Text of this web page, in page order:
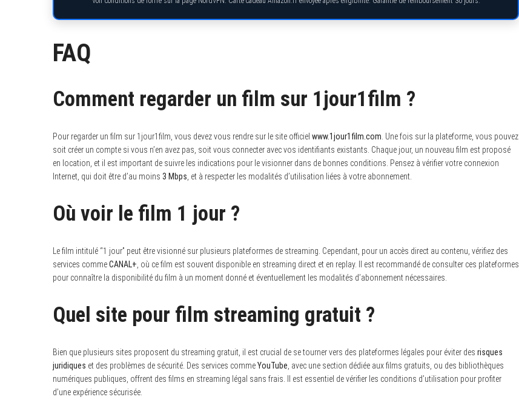
FAQ
Comment regarder un film sur 1jour1film ?
Pour regarder un film sur 1jour1film, vous devez vous rendre sur le site officiel www.1jour1film.com . Une fois sur la plateforme, vous pouvez
soit créer un compte si vous n’en avez pas, soit vous connecter avec vos identifiants existants. Chaque jour, un nouveau film est proposé
en location, et il est important de suivre les indications pour le visionner dans de bonnes conditions. Pensez à vérifier votre connexion
Internet, qui doit être d’au moins 3 Mbps , et à respecter les modalités d’utilisation liées à votre abonnement.
Où voir le film 1 jour ?
Le film intitulé “1 jour” peut être visionné sur plusieurs plateformes de streaming. Cependant, pour un accès direct au contenu, vérifiez des
services commeCANAL+ , où ce film est souvent disponible en streaming direct et en replay. Il est recommandé de consulter ces plateformes
pour connaître la disponibilité du film à un moment donné et éventuellement les modalités d’abonnement nécessaires.
Quel site pour film streaming gratuit ?
Bien que plusieurs sites proposent du streaming gratuit, il est crucial de se tourner vers des plateformes légales pour éviter des risques
juridiques et des problèmes de sécurité. Des services commeYouTube , avec une section dédiée aux films gratuits, ou des bibliothèques
numériques publiques, offrent des films en streaming légal sans frais. Il est essentiel de vérifier les conditions d’utilisation pour profiter
d’une expérience sécurisée.